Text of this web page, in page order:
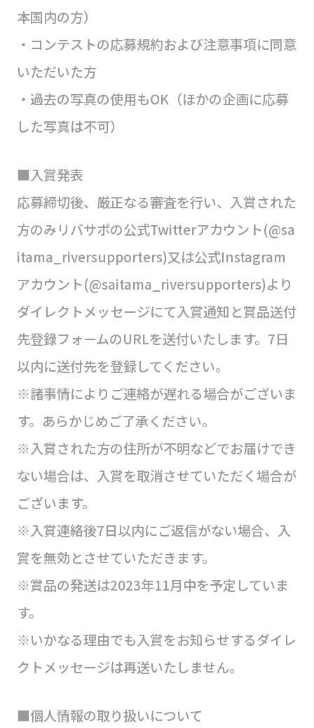
本国内の方）
・コンテストの応募規約および注意事項に同意
いただいた方
・過去の写真の使用もOK（ほかの企画に応募
した写真は不可）
■入賞発表
応募締切後、厳正なる審査を行い、入賞された
方のみリバサポの公式Twitterアカウント(@sa
itama_riversupporters)又は公式Instagram
アカウント(@saitama_riversupporters)より
ダイレクトメッセージにて入賞通知と賞品送付
先登録フォームのURLを送付いたします。7日
以内に送付先を登録してください。
※諸事情によりご連絡が遅れる場合がございま
す。あらかじめご了承ください。
※入賞された方の住所が不明などでお届けでき
ない場合は、入賞を取消させていただく場合が
ございます。
※入賞連絡後7日以内にご返信がない場合、入
賞を無効とさせていただきます。
※賞品の発送は2023年11月中を予定していま
す。
※いかなる理由でも入賞をお知らせするダイレ
クトメッセージは再送いたしません。
■個人情報の取り扱いについて